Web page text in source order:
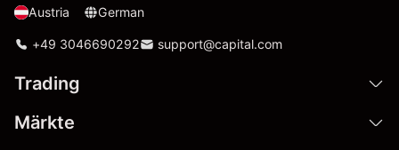
Austria German
+49 3046690292 support@capital.com
Trading
Märkte